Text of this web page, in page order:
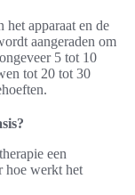
apparaat en de
aangeraden om
5 tot 10
tot 20 tot 30
een
hoe werkt het